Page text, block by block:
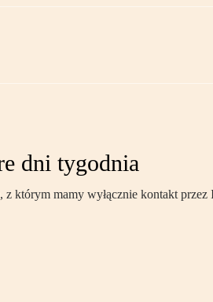
dni tygodnia
którym mamy wyłącznie kontakt